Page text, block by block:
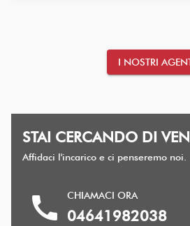
I NOSTRI
STAI CERCANDO DI
Affidaci l'incarico e ci penseremo noi.
call CHIAMACI ORA
04641982038